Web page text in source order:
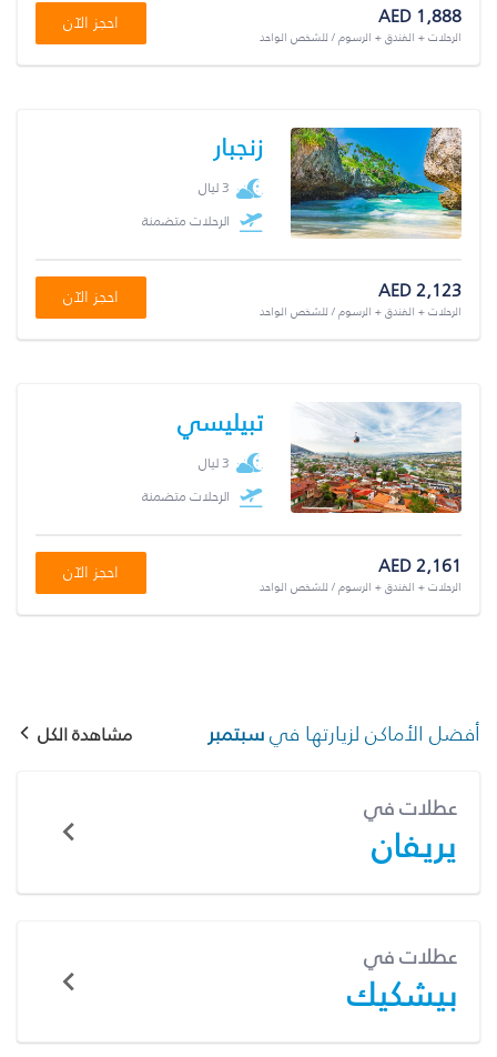
AED 1,888
الرحلات + الفندق + الرسوم / للشخص الواحد
احجز الآن
زنجبار
3 ليال
الرحلات متضمنة
AED 2,123
الرحلات + الفندق + الرسوم / للشخص الواحد
احجز الآن
تبيليسي
3 ليال
الرحلات متضمنة
AED 2,161
الرحلات + الفندق + الرسوم / للشخص الواحد
احجز الآن
أفضل الأماكن لزيارتها فيسبتمبر مشاهدة الكل
عطلات في
يريفان
عطلات في
بيشكيك